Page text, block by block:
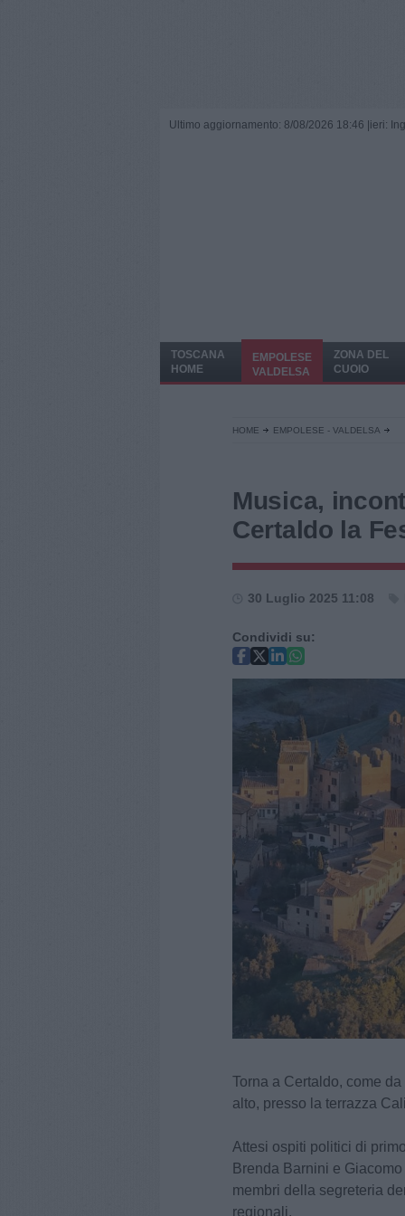
Ultimo aggiornamento: 8/08/2026 18:46 | ieri:
TOSCANA
HOME
EMPOLESE
VALDELSA
ZONA DEL
CUOIO
HOME EMPOLESE - VALDELSA
Musica,
Certaldo la
30 Luglio 2025 11:08
Condividi su:
Torna a Certaldo, come
alto, presso la terrazza
Attesi ospiti politici di
Brenda Barnini e
membri della segreteria
regionali.